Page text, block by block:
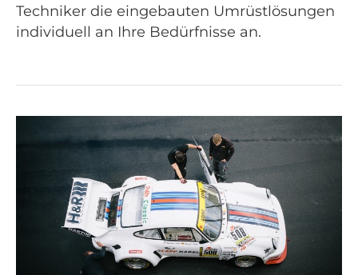
Techniker die eingebauten Umrüstlösungen
individuell an Ihre Bedürfnisse an.